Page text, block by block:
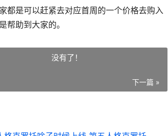
是可以赶紧去对应首周的一个价格去购入
帮助到大家的。
没有了！
下一篇 »